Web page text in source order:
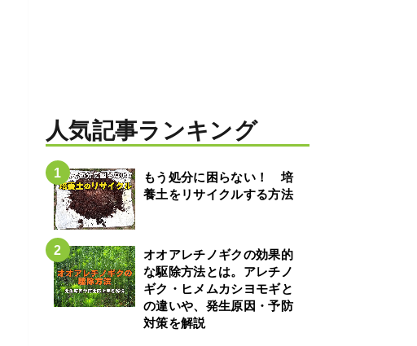
人気記事ランキング
もう処分に困らない！ 培
養土をリサイクルする方法
オオアレチノギクの効果的
な駆除方法とは。アレチノ
ギク・ヒメムカシヨモギと
の違いや、発生原因・予防
対策を解説